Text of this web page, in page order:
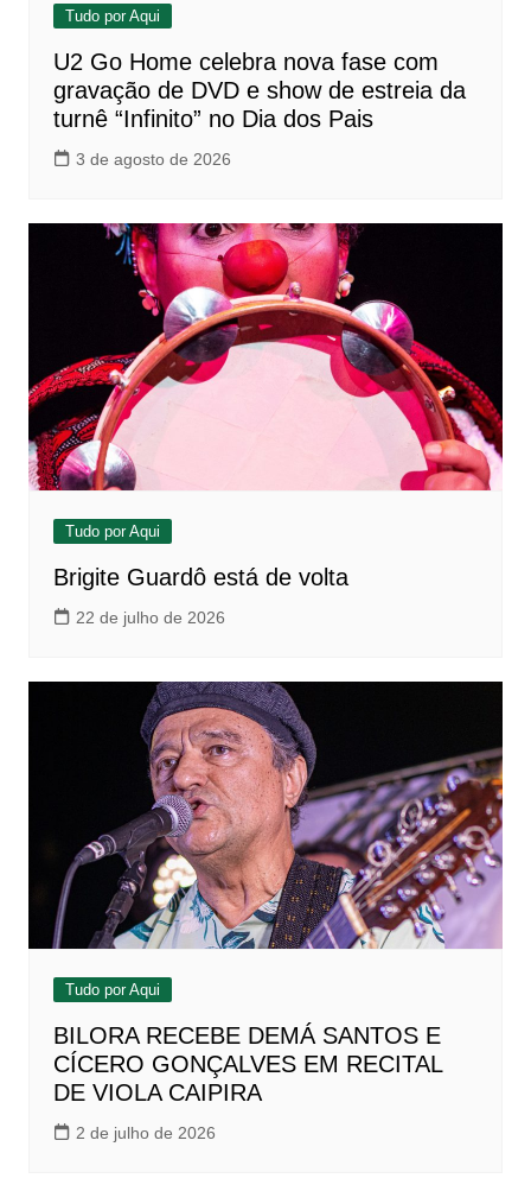
Tudo por Aqui
U2 Go Home celebra nova fase com
gravação de DVD e show de estreia da
turnê “Infinito” no Dia dos Pais
3 de agosto de 2026
Tudo por Aqui
Brigite Guardô está de volta
22 de julho de 2026
Tudo por Aqui
BILORA RECEBE DEMÁ SANTOS E
CÍCERO GONÇALVES EM RECITAL
DE VIOLA CAIPIRA
2 de julho de 2026